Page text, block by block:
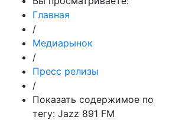
Главная
/
Медиарынок
/
Пресс релизы
/
Показать содержимое по
тегу: Jazz 891 FM